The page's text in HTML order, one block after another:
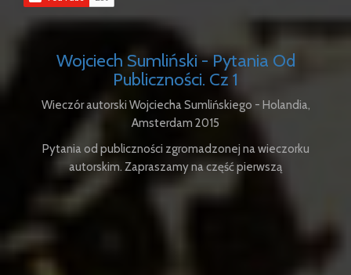
Wojciech Sumliński - Pytania Od
Publiczności. Cz 1
Wieczór autorski Wojciecha Sumlińskiego - Holandia,
Amsterdam 2015
Pytania od publiczności zgromadzonej na wieczorku
autorskim. Zapraszamy na część pierwszą